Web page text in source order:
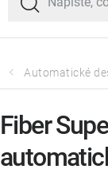
Křesla a
Lavice a
Automatické
Fiber